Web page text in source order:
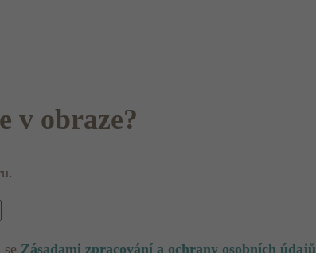
v obraze?
Zásadami zpracování a ochrany osobních údajů